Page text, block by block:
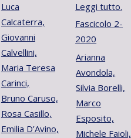
Luca
Calcaterra,
Giovanni
Calvellini,
Maria Teresa
Carinci,
Bruno Caruso,
Rosa Casillo,
Emilia D’Avino,
Leggi tutto.
Fascicolo 2-
2020
Arianna
Avondola,
Silvia Borelli,
Marco
Esposito,
Michele Faioli,